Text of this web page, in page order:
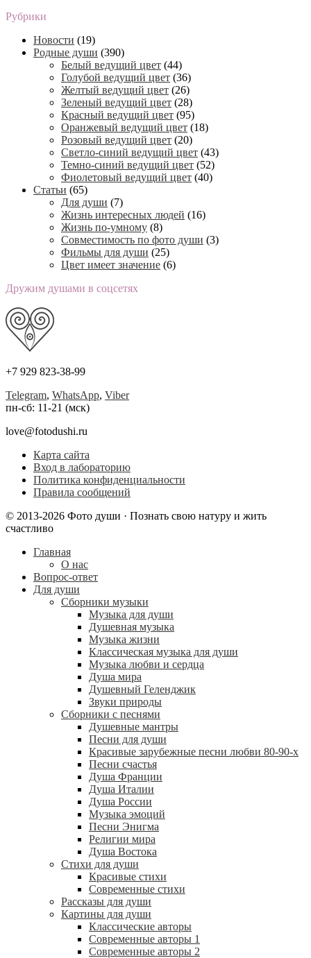
Рубрики
Новости (19)
Родные души (390)
Белый ведущий цвет (44)
Голубой ведущий цвет (36)
Желтый ведущий цвет (26)
Зеленый ведущий цвет (28)
Красный ведущий цвет (95)
Оранжевый ведущий цвет (18)
Розовый ведущий цвет (20)
Светло-синий ведущий цвет (43)
Темно-синий ведущий цвет (52)
Фиолетовый ведущий цвет (40)
Статьи (65)
Для души (7)
Жизнь интересных людей (16)
Жизнь по-умному (8)
Совместимость по фото души (3)
Фильмы для души (25)
Цвет имеет значение (6)
Дружим душами в соцсетях
+7 929 823-38-99
Telegram, WhatsApp, Viber
пн-сб: 11-21 (мск)
love@fotodushi.ru
Карта сайта
Вход в лабораторию
Политика конфиденциальности
Правила сообщений
© 2013-2026 Фото души · Познать свою натуру и жить
счастливо
Главная
О нас
Вопрос-ответ
Для души
Сборники музыки
Музыка для души
Душевная музыка
Музыка жизни
Классическая музыка для души
Музыка любви и сердца
Душа мира
Душевный Геленджик
Звуки природы
Сборники с песнями
Душевные мантры
Песни для души
Красивые зарубежные песни любви 80-90-х
Песни счастья
Душа Франции
Душа Италии
Душа России
Музыка эмоций
Песни Энигма
Религии мира
Душа Востока
Стихи для души
Красивые стихи
Современные стихи
Рассказы для души
Картины для души
Классические авторы
Современные авторы 1
Современные авторы 2